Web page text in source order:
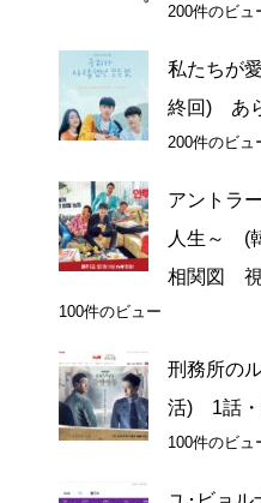
200件のビュ
私たちが
終回) あ
200件のビュ
アントラ
人生～ (
相関図
100件のビュー
刑務所の
活) 1話・
100件のビュ